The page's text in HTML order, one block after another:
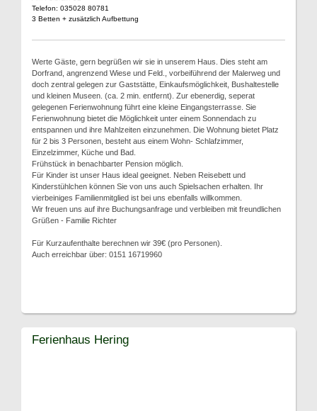
Telefon: 035028 80781
3 Betten + zusätzlich Aufbettung
Werte Gäste, gern begrüßen wir sie in unserem Haus. Dies steht am
Dorfrand, angrenzend Wiese und Feld., vorbeiführend der Malerweg und
doch zentral gelegen zur Gaststätte, Einkaufsmöglichkeit, Bushaltestelle
und kleinen Museen. (ca. 2 min. entfernt). Zur ebenerdig, seperat
gelegenen Ferienwohnung führt eine kleine Eingangsterrasse. Sie
Ferienwohnung bietet die Möglichkeit unter einem Sonnendach zu
entspannen und ihre Mahlzeiten einzunehmen. Die Wohnung bietet Platz
für 2 bis 3 Personen, besteht aus einem Wohn- Schlafzimmer,
Einzelzimmer, Küche und Bad.
Frühstück in benachbarter Pension möglich.
Für Kinder ist unser Haus ideal geeignet. Neben Reisebett und
Kinderstühlchen können Sie von uns auch Spielsachen erhalten. Ihr
vierbeiniges Familienmitglied ist bei uns ebenfalls willkommen.
Wir freuen uns auf ihre Buchungsanfrage und verbleiben mit freundlichen
Grüßen - Familie Richter
Für Kurzaufenthalte berechnen wir 39€ (pro Personen).
Auch erreichbar über: 0151 16719960
Ferienhaus Hering